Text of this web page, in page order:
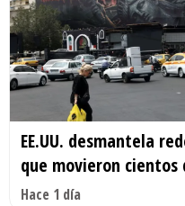
EE.UU. desmantela
que movieron
Hace 1 día